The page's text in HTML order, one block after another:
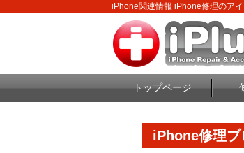
iPhone関連情報 iPhone修理のア
トップページ
iPhone修理ブ